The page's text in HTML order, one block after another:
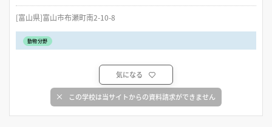
[富山県]富山市布瀬町南2-10-8
動物分野
気になる
この学校は当サイトからの資料請求ができません